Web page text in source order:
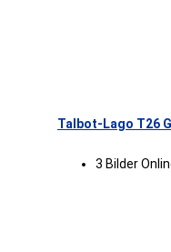
Talbot-Lago T26
3 Bilder